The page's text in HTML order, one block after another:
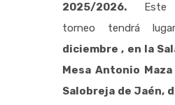
2025/2026. Este
torneo tendrá
diciembre , en la
Mesa Antonio
Salobreja de Jaén,